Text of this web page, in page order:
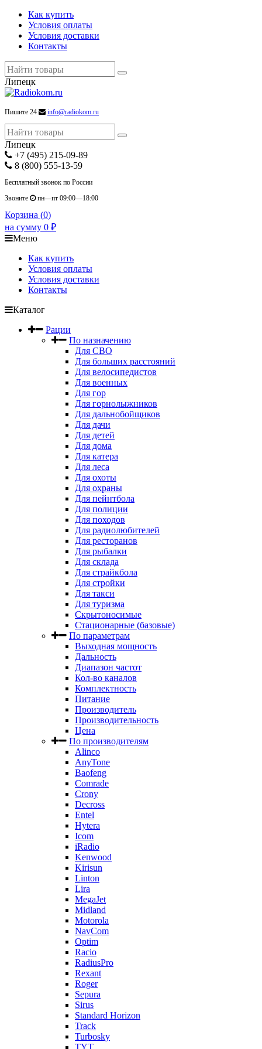
Как купить
Условия оплаты
Условия доставки
Контакты
Липецк
Пишите 24 info@radiokom.ru
Липецк
+7 (495) 215-09-89
8 (800) 555-13-59
Бесплатный звонок по России
Звоните
пн—пт 09:00—18:00
Корзина (0)
на сумму 0 ₽
Меню
Как купить
Условия оплаты
Условия доставки
Контакты
Каталог
Рации
По назначению
Для СВО
Для больших расстояний
Для велосипедистов
Для военных
Для гор
Для горнолыжников
Для дальнобойщиков
Для дачи
Для детей
Для дома
Для катера
Для леса
Для охоты
Для охраны
Для пейнтбола
Для полиции
Для походов
Для радиолюбителей
Для ресторанов
Для рыбалки
Для склада
Для страйкбола
Для стройки
Для такси
Для туризма
Скрытоносимые
Стационарные (базовые)
По параметрам
Выходная мощность
Дальность
Диапазон частот
Кол-во каналов
Комплектность
Питание
Производитель
Производительность
Цена
По производителям
Alinco
AnyTone
Baofeng
Comrade
Crony
Decross
Entel
Hytera
Icom
iRadio
Kenwood
Kirisun
Linton
Lira
MegaJet
Midland
Motorola
NavCom
Optim
Racio
RadiusPro
Rexant
Roger
Sepura
Sirus
Standard Horizon
Track
Turbosky
TYT